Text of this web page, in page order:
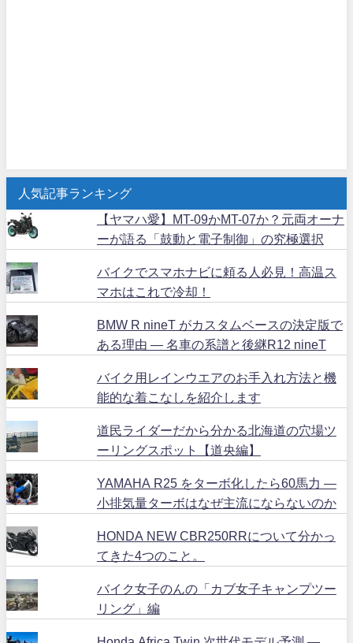
人気記事ランキング
【ヤマハ愛】MT-09かMT-07か？元両オーナ
ーが語る「鼓動と電子制御」の究極選択
バイクでスマホナビに頼る人必見！高温ス
マホはこれで冷却！
BMW R nineT がカスタムベースの決定版で
ある理由 ― 名車の系譜と後継R12 nineT
バイク用レインウエアのお手入れ方法と機
能的な着こなしを紹介します
道民ライダーだから分かる北海道の穴場ツ
ーリングスポット【道央編】
YAMAHA R25 をターボ化したら60馬力 ―
小排気量ターボはなぜ主流にならないのか
HONDA NEW CBR250RRについて分かっ
てきた4つのこと。
バイク女子のんの「カブ女子キャンプツー
リング」編